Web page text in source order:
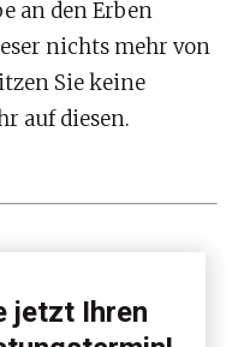
an den Erben
nichts mehr von
Sie keine
auf diesen.
jetzt Ihren